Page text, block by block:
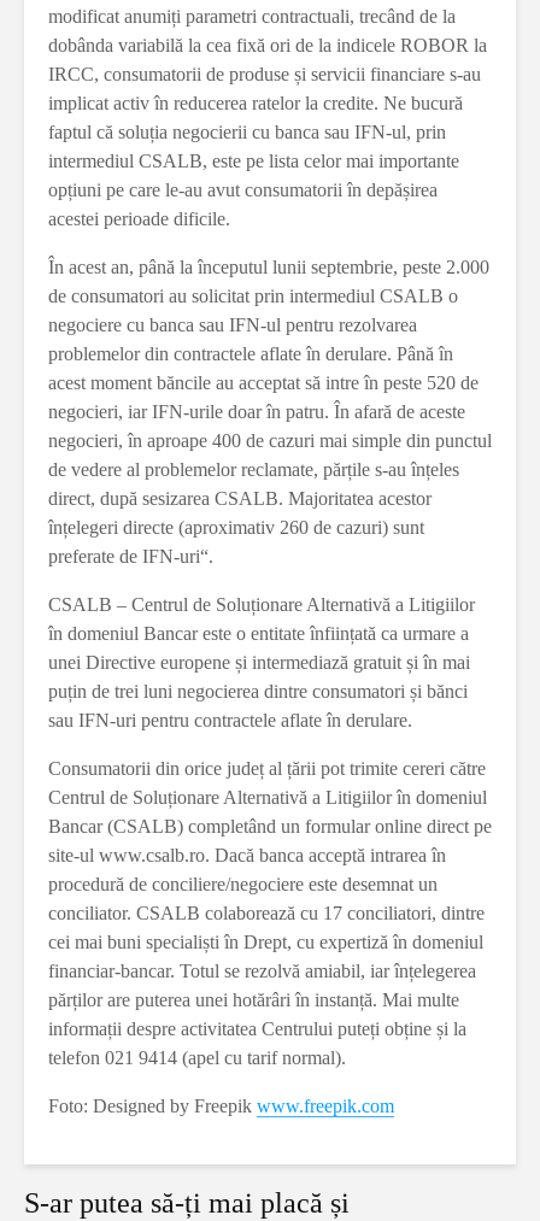
modificat anumiți parametri contractuali, trecând de la
dobânda variabilă la cea fixă ori de la indicele ROBOR la
IRCC, consumatorii de produse și servicii financiare s-au
implicat activ în reducerea ratelor la credite. Ne bucură
faptul că soluția negocierii cu banca sau IFN-ul, prin
intermediul CSALB, este pe lista celor mai importante
opțiuni pe care le-au avut consumatorii în depășirea
acestei perioade dificile.
În acest an, până la începutul lunii septembrie, peste 2.000
de consumatori au solicitat prin intermediul CSALB o
negociere cu banca sau IFN-ul pentru rezolvarea
problemelor din contractele aflate în derulare. Până în
acest moment băncile au acceptat să intre în peste 520 de
negocieri, iar IFN-urile doar în patru. În afară de aceste
negocieri, în aproape 400 de cazuri mai simple din punctul
de vedere al problemelor reclamate, părțile s-au înțeles
direct, după sesizarea CSALB. Majoritatea acestor
înțelegeri directe (aproximativ 260 de cazuri) sunt
preferate de IFN-uri“.
CSALB – Centrul de Soluționare Alternativă a Litigiilor
în domeniul Bancar este o entitate înființată ca urmare a
unei Directive europene și intermediază gratuit și în mai
puțin de trei luni negocierea dintre consumatori și bănci
sau IFN-uri pentru contractele aflate în derulare.
Consumatorii din orice județ al țării pot trimite cereri către
Centrul de Soluționare Alternativă a Litigiilor în domeniul
Bancar (CSALB) completând un formular online direct pe
site-ul www.csalb.ro. Dacă banca acceptă intrarea în
procedură de conciliere/negociere este desemnat un
conciliator. CSALB colaborează cu 17 conciliatori, dintre
cei mai buni specialiști în Drept, cu expertiză în domeniul
financiar-bancar. Totul se rezolvă amiabil, iar înțelegerea
părților are puterea unei hotărâri în instanță. Mai multe
informații despre activitatea Centrului puteți obține și la
telefon 021 9414 (apel cu tarif normal).
Foto: Designed by Freepik www.freepik.com
S-ar putea să-ți mai placă și